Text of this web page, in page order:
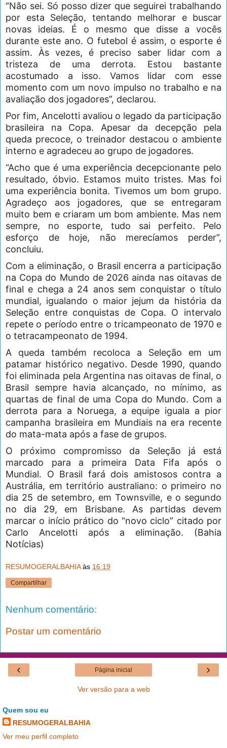
“Não sei. Só posso dizer que seguirei trabalhando
por esta Seleção, tentando melhorar e buscar
novas ideias. É o mesmo que disse a vocês
durante este ano. O futebol é assim, o esporte é
assim. Às vezes, é preciso saber lidar com a
tristeza de uma derrota. Estou bastante
acostumado a isso. Vamos lidar com esse
momento com um novo impulso no trabalho e na
avaliação dos jogadores”, declarou.
Por fim, Ancelotti avaliou o legado da participação
brasileira na Copa. Apesar da decepção pela
queda precoce, o treinador destacou o ambiente
interno e agradeceu ao grupo de jogadores.
“Acho que é uma experiência decepcionante pelo
resultado, óbvio. Estamos muito tristes. Mas foi
uma experiência bonita. Tivemos um bom grupo.
Agradeço aos jogadores, que se entregaram
muito bem e criaram um bom ambiente. Mas nem
sempre, no esporte, tudo sai perfeito. Pelo
esforço de hoje, não merecíamos perder”,
concluiu.
Com a eliminação, o Brasil encerra a participação
na Copa do Mundo de 2026 ainda nas oitavas de
final e chega a 24 anos sem conquistar o título
mundial, igualando o maior jejum da história da
Seleção entre conquistas de Copa. O intervalo
repete o período entre o tricampeonato de 1970 e
o tetracampeonato de 1994.
A queda também recoloca a Seleção em um
patamar histórico negativo. Desde 1990, quando
foi eliminada pela Argentina nas oitavas de final, o
Brasil sempre havia alcançado, no mínimo, as
quartas de final de uma Copa do Mundo. Com a
derrota para a Noruega, a equipe iguala a pior
campanha brasileira em Mundiais na era recente
do mata-mata após a fase de grupos.
O próximo compromisso da Seleção já está
marcado para a primeira Data Fifa após o
Mundial. O Brasil fará dois amistosos contra a
Austrália, em território australiano: o primeiro no
dia 25 de setembro, em Townsville, e o segundo
no dia 29, em Brisbane. As partidas devem
marcar o início prático do “novo ciclo” citado por
Carlo Ancelotti após a eliminação. (Bahia
Notícias)
RESUMOGERALBAHIA às 16:19
Compartilhar
Nenhum comentário:
Postar um comentário
‹ ›
Página inicial
Ver versão para a web
Quem sou eu
RESUMOGERALBAHIA
Ver meu perfil completo